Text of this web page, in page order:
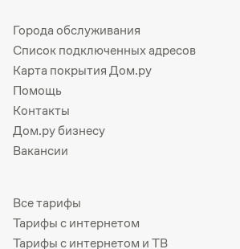
Города обслуживания
Список подключенных адресов
Карта покрытия Дом.ру
Помощь
Контакты
Дом.ру бизнесу
Вакансии
Все тарифы
Тарифы с интернетом
Тарифы с интернетом и ТВ